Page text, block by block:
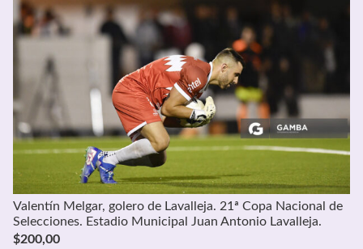
Valentín Melgar, golero de Lavalleja. 21ª Copa Nacional de
Selecciones. Estadio Municipal Juan Antonio Lavalleja.
$200,00